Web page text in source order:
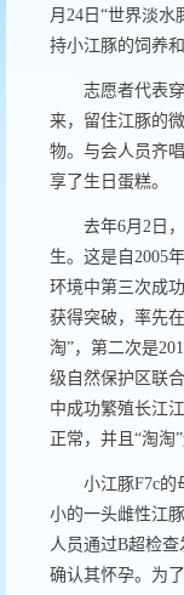
月 24 日“世界淡水
持小江豚的饲养
志愿者代表
来，留住江豚的
物。与会人员齐
享了生日蛋糕。
去年6月 2 日
生。这是自 2005
环境中第三次成
获得突破，率先
淘”，第二次是
级自然保护区联
中成功繁殖长江
正常，并且“淘淘
小江豚F7c的
小的一头雌性江
人员通过B超检查
确认其怀孕。为